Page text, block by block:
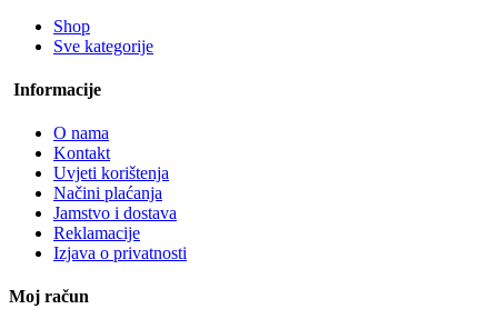
Shop
Sve kategorije
Informacije
O nama
Kontakt
Uvjeti korištenja
Načini plaćanja
Jamstvo i dostava
Reklamacije
Izjava o privatnosti
Moj račun